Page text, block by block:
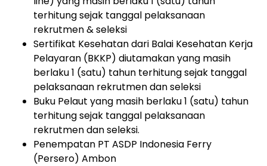
terhitung sejak tanggal pelaksanaan
rekrutmen & seleksi
Sertifikat Kesehatan dari Balai Kesehatan Kerja
Pelayaran (BKKP) diutamakan yang masih
berlaku 1 (satu) tahun terhitung sejak tanggal
pelaksanaan rekrutmen dan seleksi
Buku Pelaut yang masih berlaku 1 (satu) tahun
terhitung sejak tanggal pelaksanaan
rekrutmen dan seleksi.
Penempatan PT ASDP Indonesia Ferry
(Persero) Ambon